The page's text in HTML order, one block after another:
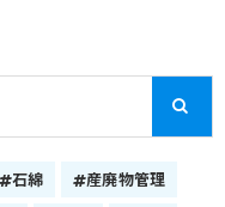
石綿
産廃物管理